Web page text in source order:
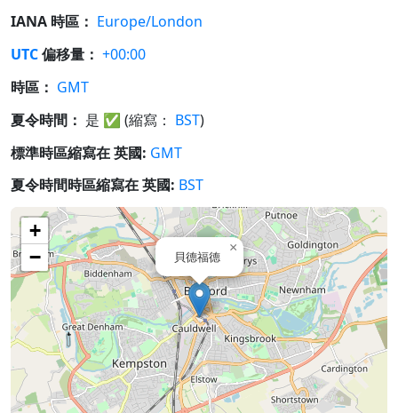
IANA 時區： Europe/London
UTC偏移量： +00:00
時區： GMT
夏令時間： 是 ✅ (縮寫： BST)
標準時區縮寫在 英國: GMT
夏令時間時區縮寫在 英國: BST
貝德福德
×
+
−